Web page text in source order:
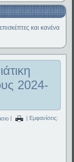
και κανένα
2024-
|
| Εμφανίσεις: